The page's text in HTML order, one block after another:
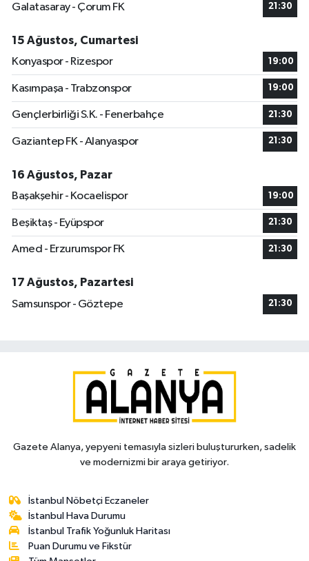
Galatasaray - Çorum FK
21:30
15 Ağustos, Cumartesi
Konyaspor - Rizespor
19:00
Kasımpaşa - Trabzonspor 19:00
Gençlerbirliği S.K. - Fenerbahçe 21:30
Gaziantep FK - Alanyaspor 21:30
16 Ağustos, Pazar
Başakşehir - Kocaelispor
19:00
Beşiktaş - Eyüpspor 21:30
Amed - Erzurumspor FK 21:30
17 Ağustos, Pazartesi
Samsunspor - Göztepe
21:30
Gazete Alanya, yepyeni temasıyla sizleri buluştururken, sadelik
ve modernizmi bir araya getiriyor.
İstanbul Nöbetçi Eczaneler
İstanbul Hava Durumu
İstanbul Trafik Yoğunluk Haritası
Puan Durumu ve Fikstür